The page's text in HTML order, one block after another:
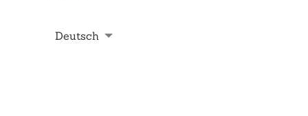
Deutsch